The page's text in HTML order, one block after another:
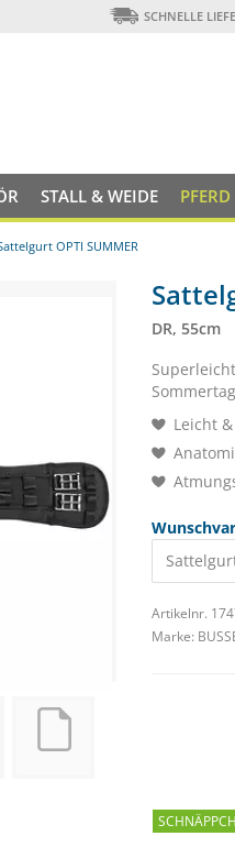
SCHNELLE
STALL & WEIDE PFERD
OPTI SUMMER
DR, 55cm
Leicht
Artikelnr.
Marke: